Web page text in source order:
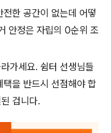
한 공간이 없는데 어떻
안정은 자립의 0순위 조
가세요. 쉼터 선생님들
을 반드시 선점해야 합
겁니다.